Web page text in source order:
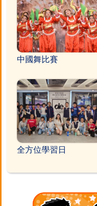
中國舞比賽
全方位學習日
Main